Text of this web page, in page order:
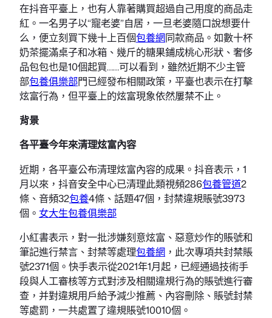
在抖音平臺上，也有人靠著購買超過自己用度的商品走
紅。一名男子以“寵老婆”自居，一旦老婆隨口說想要什
么，便立刻買下幾十上百個包養網同款商品。如數十杯
奶茶擺滿桌子和冰箱、幾斤的糖果鋪成桃心形狀、奢侈
品包包也是10個起買……可以看到，雖然近期不少主管
部包養俱樂部門已經發布相關政策，平臺也表示在打擊
炫富行為，但平臺上的炫富現象依然屢禁不止。
背景
各平臺今年來清理炫富內容
近期，各平臺公布清理炫富內容的成果。抖音表示，1
月以來，抖音安全中心已清理此類視頻286包養管道2
條、音頻32包養4條、話題47個，封禁違規賬號3973
個。 女大生包養俱樂部
小紅書表示，對一批涉嫌刻意炫富、惡意炒作的賬號和
筆記進行禁言、封禁等處理包養網 ，此次專項共封禁賬
號2371個。快手表示從2021年1月起，已經通過技術手
段與人工審核等方式對涉及相關違規行為的賬號進行審
查，并對違規用戶給予減少推薦、內容刪除、賬號封禁
等處罰，一共處置了違規賬號10010個。